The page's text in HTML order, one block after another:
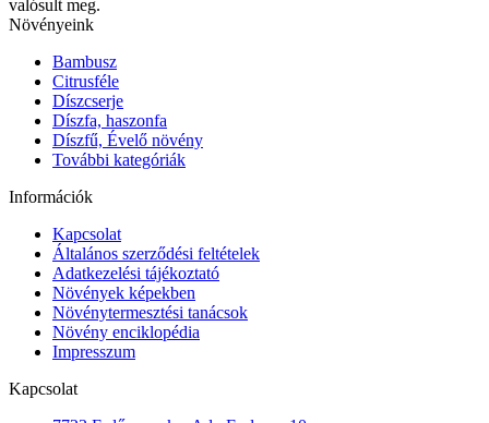
valósult meg.
Növényeink
Bambusz
Citrusféle
Díszcserje
Díszfa, haszonfa
Díszfű, Évelő növény
További kategóriák
Információk
Kapcsolat
Általános szerződési feltételek
Adatkezelési tájékoztató
Növények képekben
Növénytermesztési tanácsok
Növény enciklopédia
Impresszum
Kapcsolat